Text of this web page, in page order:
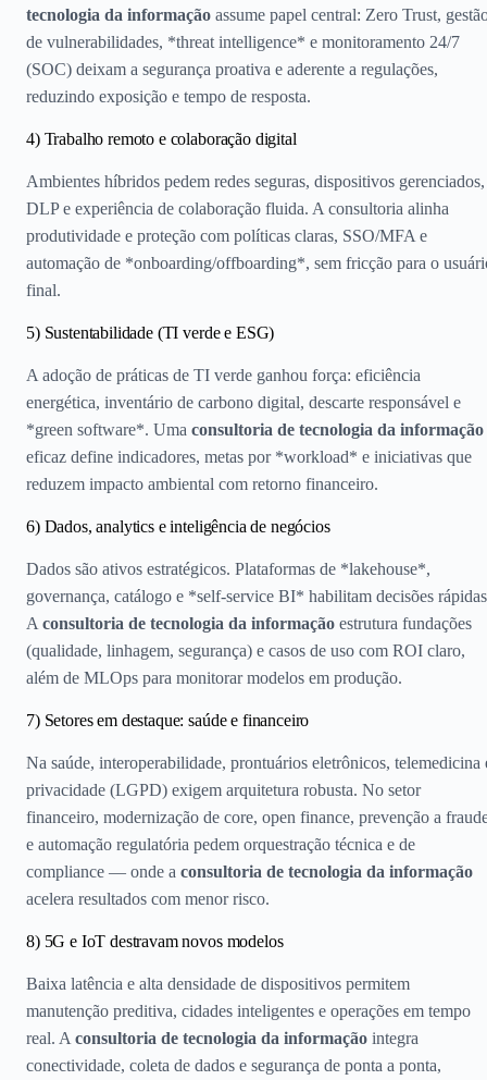
tecnologia da informação assume papel central: Zero Trust,
de vulnerabilidades, *threat intelligence* e monitoramento 24/7
(SOC) deixam a segurança proativa e aderente a regulações,
reduzindo exposição e tempo de resposta.
4) Trabalho remoto e colaboração digital
Ambientes híbridos pedem redes seguras, dispositivos gerenciados,
DLP e experiência de colaboração fluida. A consultoria alinha
produtividade e proteção com políticas claras, SSO/MFA e
automação de *onboarding/offboarding*, sem fricção para o
final.
5) Sustentabilidade (TI verde e ESG)
A adoção de práticas de TI verde ganhou força: eficiência
energética, inventário de carbono digital, descarte responsável e
*green software*. Uma consultoria de tecnologia da informação
eficaz define indicadores, metas por *workload* e iniciativas que
reduzem impacto ambiental com retorno financeiro.
6) Dados, analytics e inteligência de negócios
Dados são ativos estratégicos. Plataformas de *lakehouse*,
governança, catálogo e *self-service BI* habilitam decisões
A consultoria de tecnologia da informação estrutura fundações
(qualidade, linhagem, segurança) e casos de uso com ROI claro,
além de MLOps para monitorar modelos em produção.
7) Setores em destaque: saúde e financeiro
Na saúde, interoperabilidade, prontuários eletrônicos, telemedicina
privacidade (LGPD) exigem arquitetura robusta. No setor
financeiro, modernização de core, open finance, prevenção a
e automação regulatória pedem orquestração técnica e de
compliance — onde a consultoria de tecnologia da informação
acelera resultados com menor risco.
8) 5G e IoT destravam novos modelos
Baixa latência e alta densidade de dispositivos permitem
manutenção preditiva, cidades inteligentes e operações em tempo
real. A consultoria de tecnologia da informação integra
conectividade, coleta de dados e segurança de ponta a ponta,